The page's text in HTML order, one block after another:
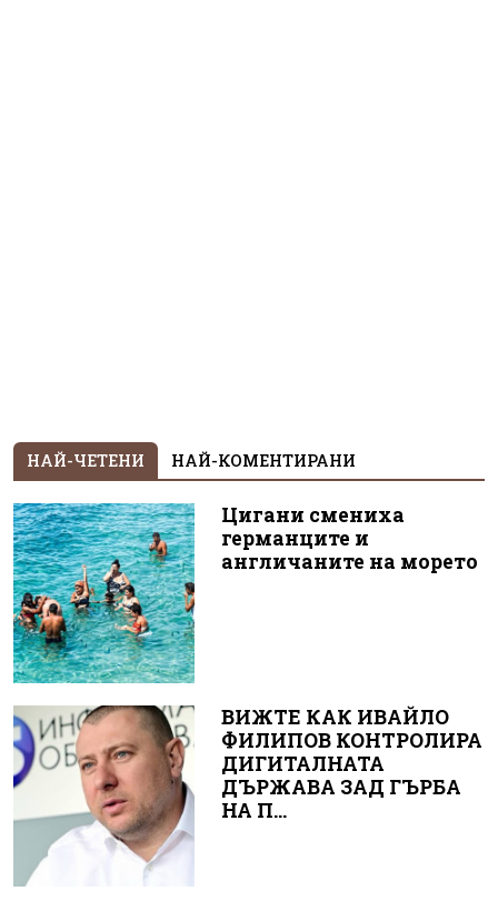
НАЙ-ЧЕТЕНИ НАЙ-КОМЕНТИРАНИ
Цигани смениха
германците и
англичаните на морето
ВИЖТЕ КАК ИВАЙЛО
ФИЛИПОВ КОНТРОЛИРА
ДИГИТАЛНАТА
ДЪРЖАВА ЗАД ГЪРБА
НА П...